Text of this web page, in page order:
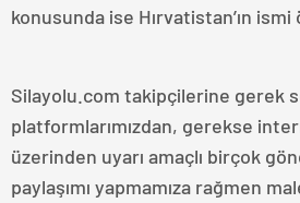
konusunda ise Hırvatistan’ın ismi
Silayolu.com takipçilerine gerek
platformlarımızdan, gerekse
üzerinden uyarı amaçlı birçok
paylaşımı yapmamıza rağmen